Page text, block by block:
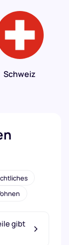
Schweiz
gibt